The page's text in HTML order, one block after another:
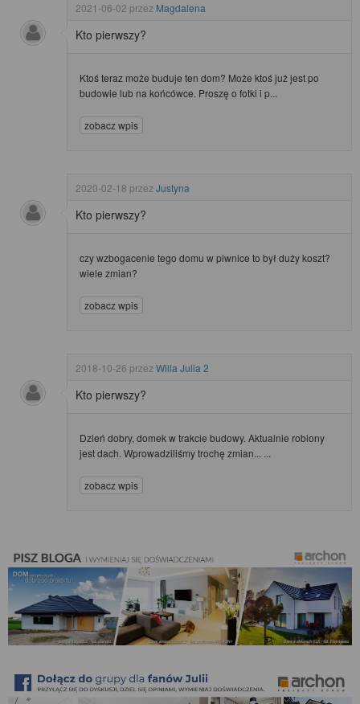
2021-06-02 przez Magdalena
Kto pierwszy?
Ktoś teraz może buduje ten dom? Może ktoś już jest po
budowie lub na końcówce. Proszę o fotki i p...
zobacz wpis
2020-02-18 przez Justyna
Kto pierwszy?
czy wzbogacenie tego domu w piwnice to był duży koszt?
wiele zmian?
zobacz wpis
2018-10-26 przez Willa Julia 2
Kto pierwszy?
Dzień dobry, domek w trakcie budowy. Aktualnie robiony
jest dach. Wprowadziliśmy trochę zmian... ...
zobacz wpis